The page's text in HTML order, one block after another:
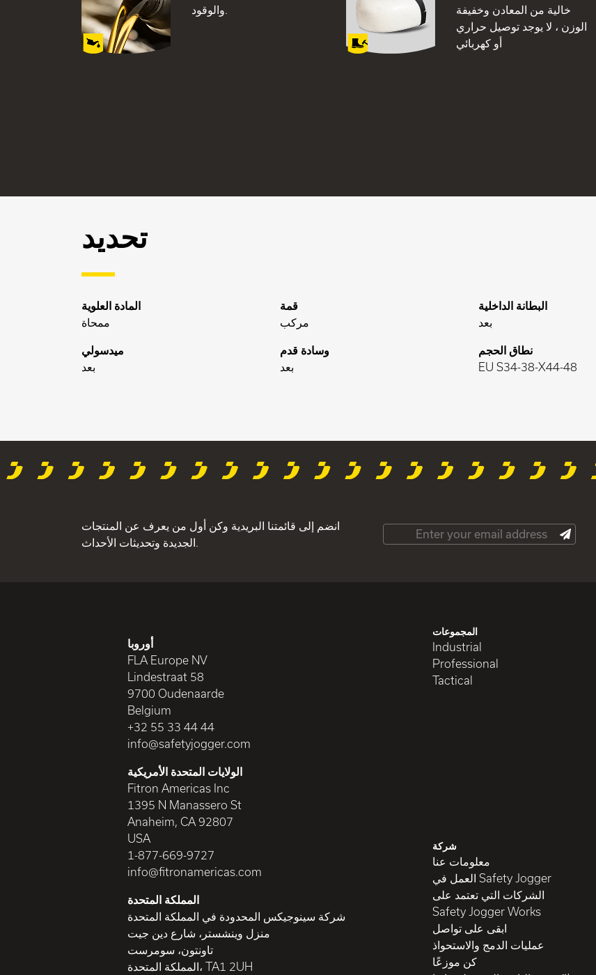
خالية من المعادن وخفيفة
الوزن ، لا يوجد توصيل حراري
أو كهربائي
تحديد
المادة العلوية
ممحاة
قمة
مركب
البطانة الداخلية
بعد
ميدسولي
بعد
وسادة قدم
بعد
نطاق الحجم
EU S34-38-X44-48
انضم إلى قائمتنا البريدية وكن أول من يعرف عن المنتجات
أوروبا
FLA Europe NV
Lindestraat 58
9700 Oudenaarde
Belgium
+32 55 33 44 44
info@safetyjogger.com
الولايات المتحدة الأمريكية
Fitron Americas Inc
1395 N Manassero St
Anaheim, CA 92807
USA
1-877-669-9727
info@fitronamericas.com
المملكة المتحدة
شركة سينوجيكس المحدودة في المملكة المتحدة
منزل وينشستر، شارع دين جيت
تاونتون، سومرست
المملكة المتحدة، TA1 2UH
المجموعات
Industrial
Professional
Tactical
شركة
معلومات عنا
العمل في Safety Jogger
الشركات التي تعتمد على
Safety Jogger Works
ابقى على تواصل
عمليات الدمج والاستحواذ
كن موزعًا